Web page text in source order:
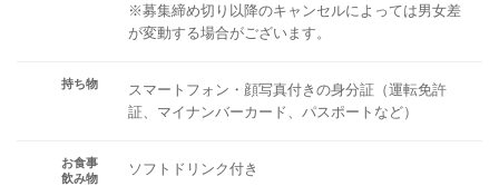
※募集締め切り以降のキャンセルによっては男女差
が変動する場合がございます。
持ち物
スマートフォン・顔写真付きの身分証（運転免許
証、マイナンバーカード、パスポートなど）
お食事
飲み物
ソフトドリンク付き